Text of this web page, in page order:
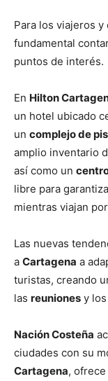
Para los viajeros
fundamental
puntos de interés.
En Hilton
un hotel ubicado
un complejo de
amplio inventario
así como un
libre para
mientras viajan
Las nuevas
a Cartagena a
turistas, creando
las reuniones y los
Nación Costeña
ciudades con su
Cartagena,